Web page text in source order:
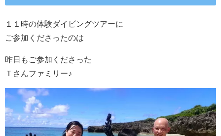
１１時の体験ダイビングツアーに
ご参加くださったのは
昨日もご参加くださった
Ｔさんファミリー♪